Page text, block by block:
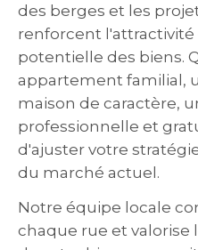
des berges et les
renforcent l'attractivité
potentielle des biens.
appartement familial,
maison de caractère,
professionnelle et
d'ajuster votre
du marché actuel.
Notre équipe locale
chaque rue et valorise